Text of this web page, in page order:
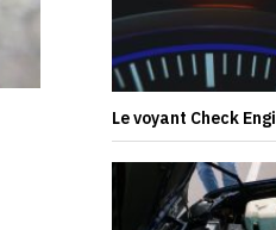
Le voyant Check